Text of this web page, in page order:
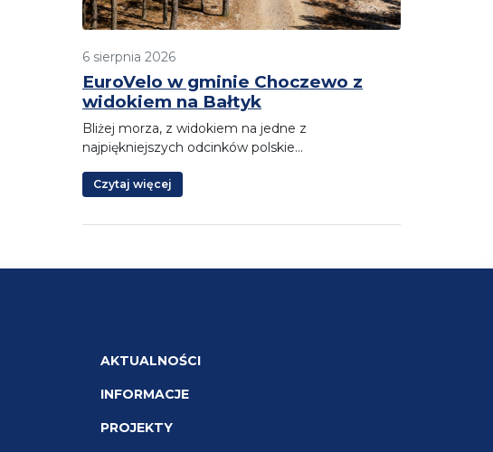
6 sierpnia 2026
EuroVelo w gminie Choczewo z
widokiem na Bałtyk
Bliżej morza, z widokiem na jedne z
najpiękniejszych odcinków polskie…
Czytaj więcej
AKTUALNOŚCI
INFORMACJE
PROJEKTY